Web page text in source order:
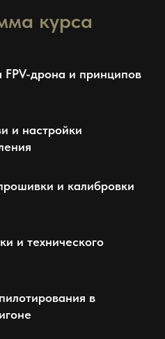
курса
FPV-дрона и принципов
и настройки
и калибровки
и технического
в